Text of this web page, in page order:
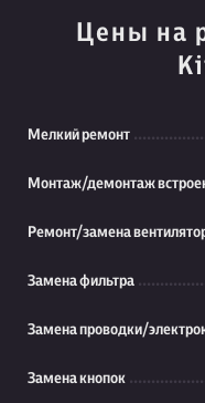
Цены на
Мелкий ремонт
Монтаж/демонтаж
Ремонт/замена
Замена фильтра
Замена проводки/
Замена кнопок